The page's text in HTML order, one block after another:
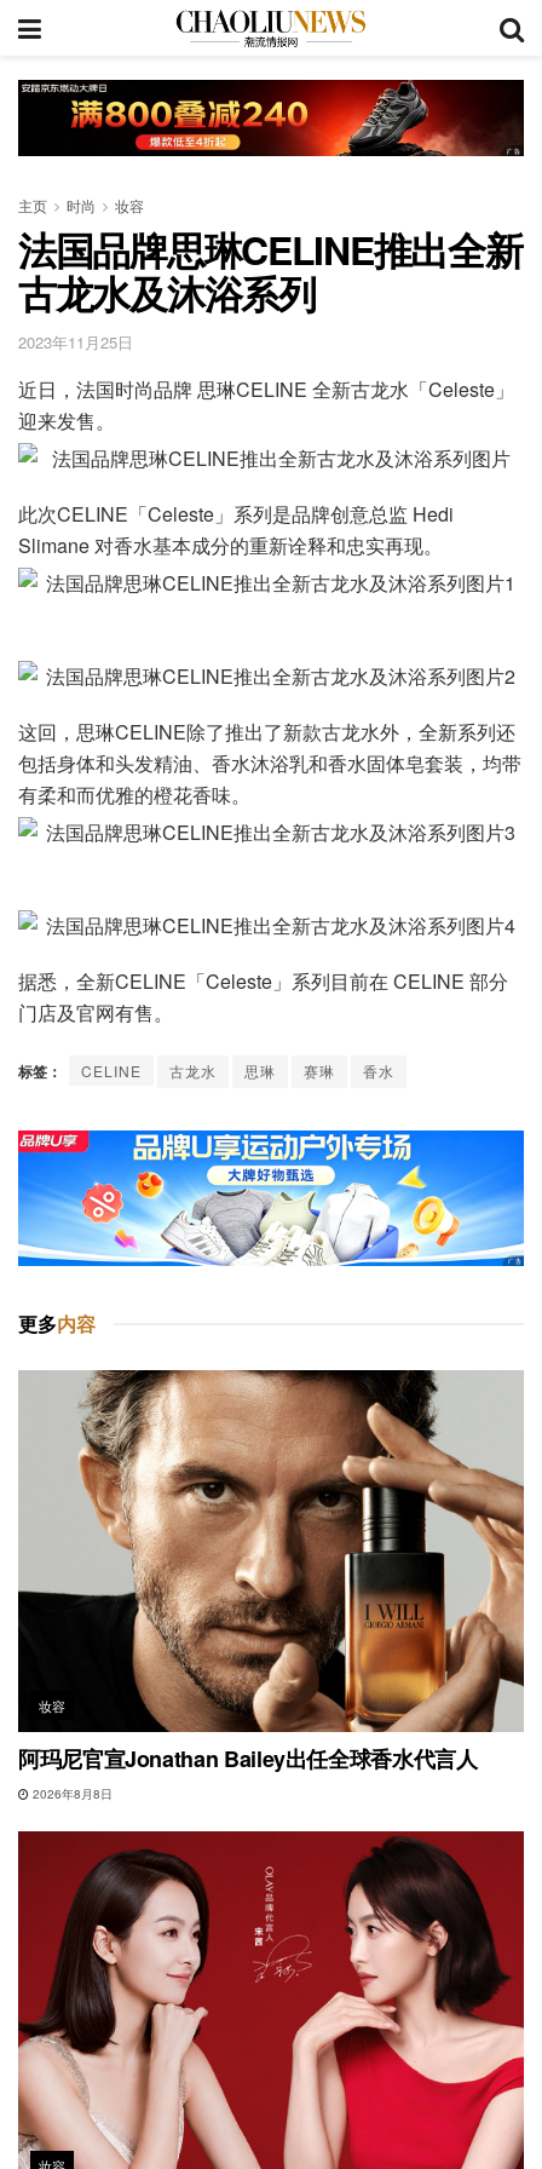
主页 时尚 妆容
法国品牌思琳CELINE推出全新
古龙水及沐浴系列
2023年11月25日
近日，法国时尚品牌 思琳CELINE 全新古龙水「Celeste」
迎来发售。
此次CELINE「Celeste」系列是品牌创意总监 Hedi
Slimane 对香水基本成分的重新诠释和忠实再现。
这回，思琳CELINE除了推出了新款古龙水外，全新系列还
包括身体和头发精油、香水沐浴乳和香水固体皂套装，均带
有柔和而优雅的橙花香味。
据悉，全新CELINE「Celeste」系列目前在 CELINE 部分
门店及官网有售。
标签： CELINE 古龙水 思琳 赛琳 香水
更多内容
妆容
阿玛尼官宣Jonathan Bailey出任全球香水代言人
2026年8月8日